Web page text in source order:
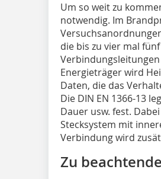
Um so weit zu
notwendig. Im
die bis zu vier mal
Verbindungsleitungen
Energieträger wird
Daten, die das
Die DIN EN 1366-13
Dauer usw. fest.
Stecksystem mit
Verbindung wird
Zu